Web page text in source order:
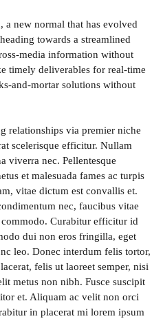
new normal that has evolved
towards a streamlined
media information without
timely deliverables for real-time
and-mortar solutions without
relationships via premier niche
scelerisque efficitur. Nullam
viverra nec. Pellentesque
et malesuada fames ac turpis
vitae dictum est convallis et.
nec, faucibus vitae
Curabitur efficitur id
dui non eros fringilla, eget
leo. Donec interdum felis tortor,
felis ut laoreet semper, nisi
metus non nibh. Fusce suscipit
et. Aliquam ac velit non orci
in placerat mi lorem ipsum